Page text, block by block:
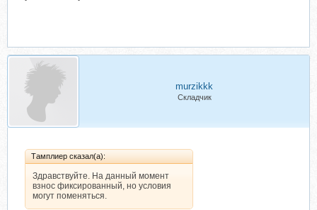
murzikkk
Складчик
Тамплиер сказал(а):
Здравствуйте. На данный момент
взнос фиксированный, но условия
могут поменяться.